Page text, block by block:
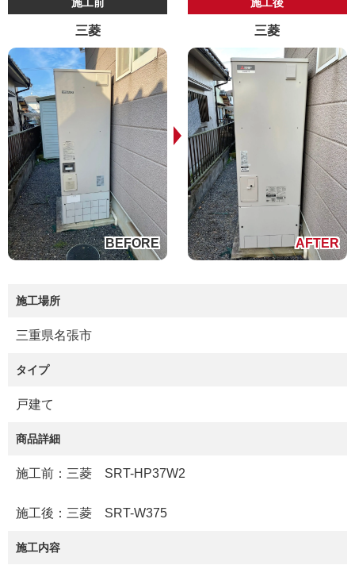
三菱 三菱
施工場所
三重県名張市
タイプ
戸建て
商品詳細
施工前：三菱 SRT-HP37W2
施工後：三菱 SRT-W375
施工内容